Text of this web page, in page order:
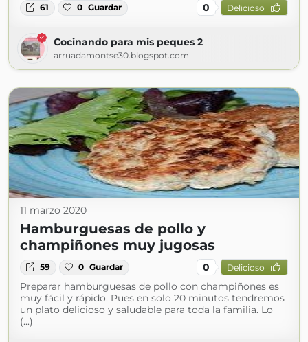
61 0 Guardar 0 Delicioso
Cocinando para mis peques 2
arruadamontse30.blogspot.com
11 marzo 2020
Hamburguesas de pollo y
champiñones muy jugosas
59 0 Guardar 0 Delicioso
Preparar hamburguesas de pollo con champiñones es
muy fácil y rápido. Pues en solo 20 minutos tendremos
un plato delicioso y saludable para toda la familia. Lo
(...)